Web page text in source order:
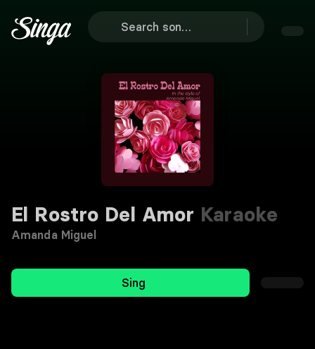
El Rostro Del Amor Karaoke
Amanda Miguel
Sing